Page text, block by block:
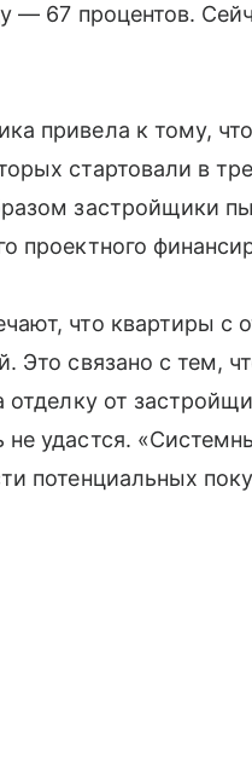
— 67 процентов.
привела к тому,
стартовали в
застройщики
проектного
что квартиры с
Это связано с тем,
отделку от
не удастся.
потенциальных